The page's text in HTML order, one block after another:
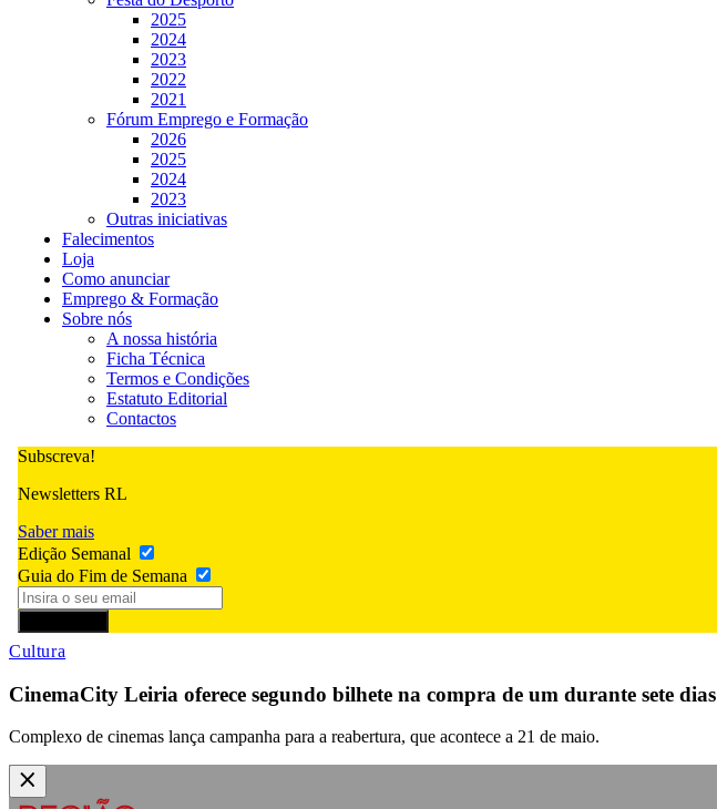
2025
2024
2023
2022
2021
Fórum Emprego e Formação
2026
2025
2024
2023
Outras iniciativas
Falecimentos
Loja
Como anunciar
Emprego & Formação
Sobre nós
A nossa história
Ficha Técnica
Termos e Condições
Estatuto Editorial
Contactos
Subscreva!
Newsletters RL
Saber mais
Edição Semanal
Guia do Fim de Semana
Cultura
CinemaCity Leiria oferece segundo bilhete na compra de um durante sete dias
Complexo de cinemas lança campanha para a reabertura, que acontece a 21 de maio.